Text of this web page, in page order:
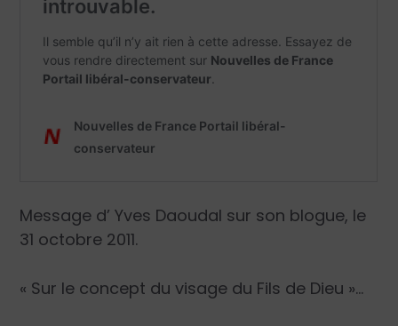
Message d’Yves Daoudal sur son blogue, le
31 octobre 2011.
« Sur le concept du visage du Fils de Dieu »…